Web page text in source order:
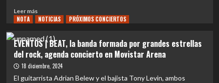
el
show
de
BEAT
en
Chile
Leer másLeer
más
NACIONAL
|
Kamken
lanza
«Hexafoplan
NOTA NOTICIAS PRÓXIMOS CONCIERTOS
EVENTOS | BEAT, la banda formada por grandes estrellas
del rock, agenda concierto en Movistar Arena
18 diciembre, 2024
El guitarrista Adrian Belew y el bajista Tony Levin, ambos